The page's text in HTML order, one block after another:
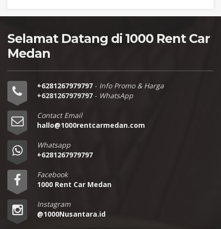
Selamat Datang di 1000 Rent Car
Medan
+6281267979797 - Info Promo & Harga
+6281267979797 - WhatsApp
Contact Email
hallo@1000rentcarmedan.com
Whatsapp
+6281267979797
Facebook
1000 Rent Car Medan
Instagram
@1000Nusantara.id